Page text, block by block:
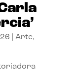
Arte,